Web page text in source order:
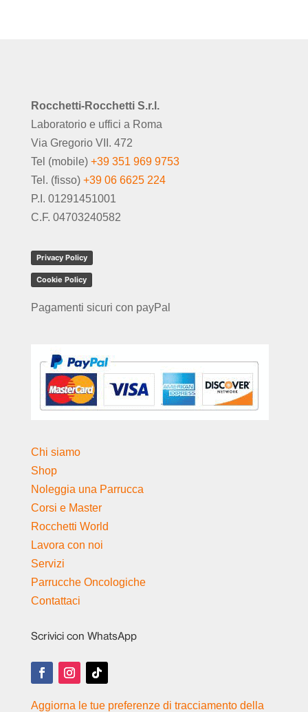
Rocchetti-Rocchetti S.r.l.
Laboratorio e uffici a Roma
Via Gregorio VII. 472
Tel (mobile) +39 351 969 9753
Tel. (fisso) +39 06 6625 224
P.I. 01291451001
C.F. 04703240582
Privacy Policy
Cookie Policy
Pagamenti sicuri con payPal
Chi siamo
Shop
Noleggia una Parrucca
Corsi e Master
Rocchetti World
Lavora con noi
Servizi
Parrucche Oncologiche
Contattaci
Scrivici con WhatsApp
Aggiorna le tue preferenze di tracciamento della